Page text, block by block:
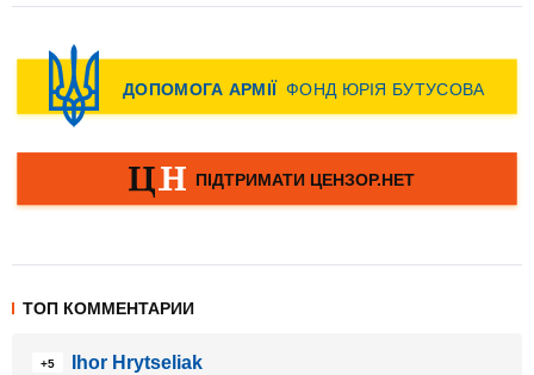
ТОП КОММЕНТАРИИ
+5
Ihor Hrytseliak